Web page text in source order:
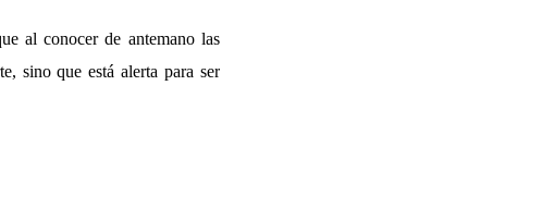
al conocer de antemano las
sino que está alerta para ser